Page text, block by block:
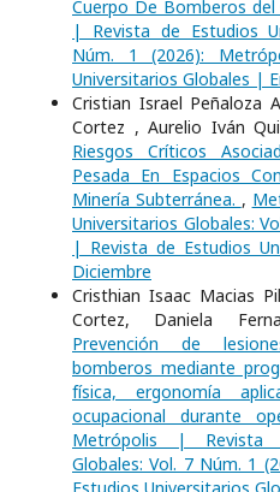
Cuerpo De Bomberos del
| Revista de Estudios
Núm. 1 (2026):
Universitarios Globales |
Cristian Israel Peñaloza
Cortez , Aurelio Iván
Riesgos Críticos
Pesada En Espacios
Minería Subterránea. ,
Universitarios Globales:
| Revista de Estudios
Diciembre
Cristhian Isaac Macias
Cortez, Daniela
Prevención de
bomberos mediante
física, ergonomía
ocupacional durante
Metrópolis | Revista
Globales: Vol. 7 Núm. 1